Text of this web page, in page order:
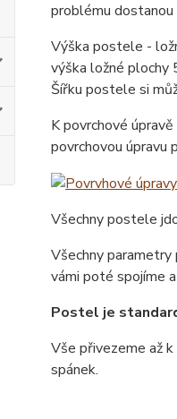
problému
Výška postele -
výška ložné plochy
Šířku postele si
K povrchové
povrchovou úpravu
Všechny postele
Všechny
vámi poté spojíme
Postel je
Vše přivezeme až
spánek.